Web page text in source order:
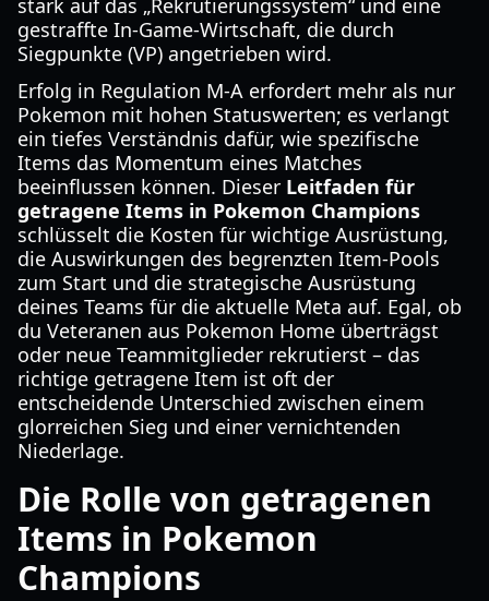
stark auf das „Rekrutierungssystem“ und eine
gestraffte In-Game-Wirtschaft, die durch
Siegpunkte (VP) angetrieben wird.
Erfolg in Regulation M-A erfordert mehr als nur
Pokemon mit hohen Statuswerten; es verlangt
ein tiefes Verständnis dafür, wie spezifische
Items das Momentum eines Matches
beeinflussen können. Dieser Leitfaden für
getragene Items in Pokemon Champions
schlüsselt die Kosten für wichtige Ausrüstung,
die Auswirkungen des begrenzten Item-Pools
zum Start und die strategische Ausrüstung
deines Teams für die aktuelle Meta auf. Egal, ob
du Veteranen aus Pokemon Home überträgst
oder neue Teammitglieder rekrutierst – das
richtige getragene Item ist oft der
entscheidende Unterschied zwischen einem
glorreichen Sieg und einer vernichtenden
Niederlage.
Die Rolle von getragenen
Items in Pokemon
Champions